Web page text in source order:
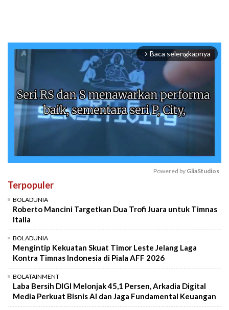
arrow_forward_ios Baca selengkapnya
Powered by GliaStudios
Terpopuler
BOLADUNIA
Roberto Mancini Targetkan Dua Trofi Juara untuk Timnas
Italia
BOLADUNIA
Mengintip Kekuatan Skuat Timor Leste Jelang Laga
Kontra Timnas Indonesia di Piala AFF 2026
BOLATAINMENT
Laba Bersih DIGI Melonjak 45,1 Persen, Arkadia Digital
Media Perkuat Bisnis AI dan Jaga Fundamental Keuangan